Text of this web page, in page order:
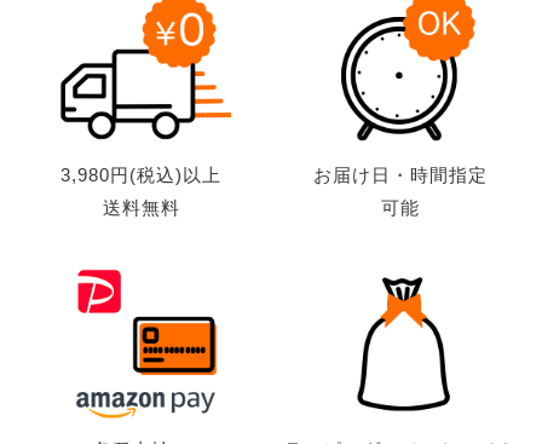
3,980円(税込)以上
送料無料
お届け日・時間指定
可能